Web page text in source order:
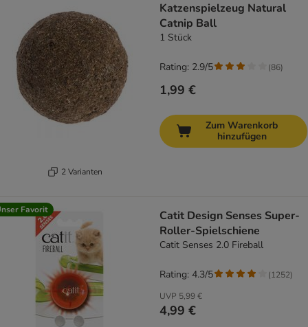
2 Varianten
Katzenspielzeug Natural
Catnip Ball
1 Stück
1,99 €
Rating: 2.9/5 (86)
Zum Warenkorb
hinzufügen
Favorit
Catit Design Senses Super-
Roller-Spielschiene
Catit Senses 2.0 Fireball
UVP 5,99 €
4,99 €
Rating: 4.3/5 (1252)